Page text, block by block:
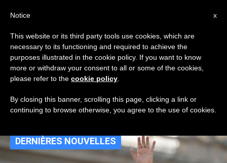
TAG
Posts Tagged
‘كاتدرائيّة كوتشيسه’
DERNIÈRES NOUVELLES
x
Notice
This website or its third party tools use cookies, which are
necessary to its functioning and required to achieve the
purposes illustrated in the cookie policy. If you want to know
more or withdraw your consent to all or some of the cookies,
please refer to the cookie policy
By closing this banner, scrolling this page, clicking a link or
continuing to browse otherwise, you agree to the use of cookies.